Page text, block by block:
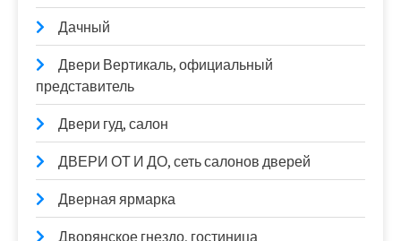
Дачный
Двери Вертикаль, официальный
представитель
Двери гуд, салон
ДВЕРИ ОТ И ДО, сеть салонов дверей
Дверная ярмарка
Дворянское гнездо, гостиница